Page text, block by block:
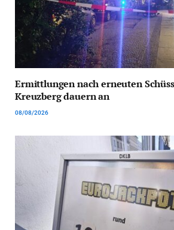
Ermittlungen nach erneuten
Kreuzberg dauern an
08/08/2026